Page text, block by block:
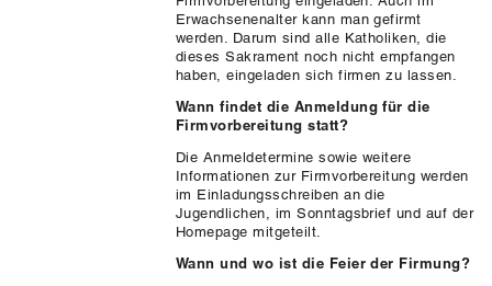
Erwachsenenalter kann man gefirmt
werden. Darum sind alle Katholiken, die
dieses Sakrament noch nicht empfangen
haben, eingeladen sich firmen zu lassen.
Wann findet die Anmeldung für die
Firmvorbereitung statt?
Die Anmeldetermine sowie weitere
Informationen zur Firmvorbereitung werden
im Einladungsschreiben an die
Jugendlichen, im Sonntagsbrief und auf der
Homepage mitgeteilt.
Wann und wo ist die Feier der Firmung?